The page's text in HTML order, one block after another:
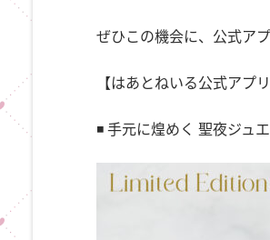
ぜひこの機会に、公式ア
【はあとねいる公式アプ
◾️ 手元に煌めく 聖夜ジュ